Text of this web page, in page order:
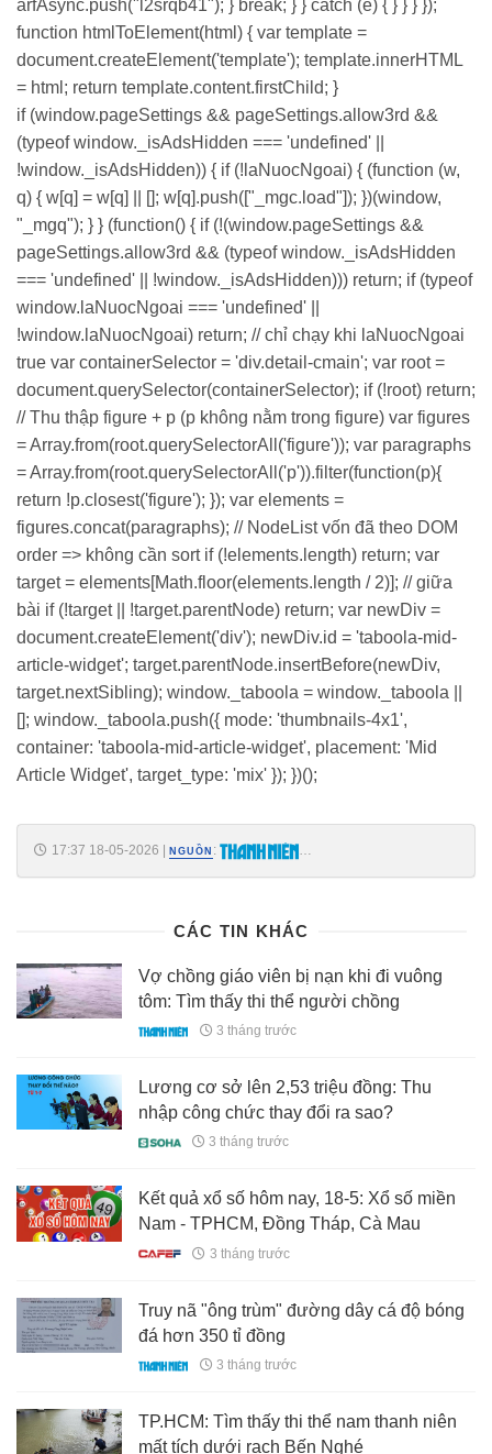
arfAsync.push("l2srqb41"); } break; } } catch (e) { } } } });
function htmlToElement(html) { var template =
document.createElement('template'); template.innerHTML
= html; return template.content.firstChild; }
if (window.pageSettings && pageSettings.allow3rd &&
(typeof window._isAdsHidden === 'undefined' ||
!window._isAdsHidden)) { if (!laNuocNgoai) { (function (w,
q) { w[q] = w[q] || []; w[q].push(["_mgc.load"]); })(window,
"_mgq"); } } (function() { if (!(window.pageSettings &&
pageSettings.allow3rd && (typeof window._isAdsHidden
=== 'undefined' || !window._isAdsHidden))) return; if (typeof
window.laNuocNgoai === 'undefined' ||
!window.laNuocNgoai) return; // chỉ chạy khi laNuocNgoai
true var containerSelector = 'div.detail-cmain'; var root =
document.querySelector(containerSelector); if (!root) return;
// Thu thập figure + p (p không nằm trong figure) var figures
= Array.from(root.querySelectorAll('figure')); var paragraphs
= Array.from(root.querySelectorAll('p')).filter(function(p){
return !p.closest('figure'); }); var elements =
figures.concat(paragraphs); // NodeList vốn đã theo DOM
order => không cần sort if (!elements.length) return; var
target = elements[Math.floor(elements.length / 2)]; // giữa
bài if (!target || !target.parentNode) return; var newDiv =
document.createElement('div'); newDiv.id = 'taboola-mid-
article-widget'; target.parentNode.insertBefore(newDiv,
target.nextSibling); window._taboola = window._taboola ||
[]; window._taboola.push({ mode: 'thumbnails-4x1',
container: 'taboola-mid-article-widget', placement: 'Mid
Article Widget', target_type: 'mix' }); })();
17:37 18-05-2026 NGUỒN :
CÁC TIN KHÁC
Vợ chồng giáo viên bị nạn khi đi vuông
tôm: Tìm thấy thi thể người chồng
3 tháng trước
Lương cơ sở lên 2,53 triệu đồng: Thu
nhập công chức thay đổi ra sao?
3 tháng trước
Kết quả xổ số hôm nay, 18-5: Xổ số miền
Nam - TPHCM, Đồng Tháp, Cà Mau
3 tháng trước
Truy nã "ông trùm" đường dây cá độ bóng
đá hơn 350 tỉ đồng
3 tháng trước
TP.HCM: Tìm thấy thi thể nam thanh niên
mất tích dưới rạch Bến Nghé